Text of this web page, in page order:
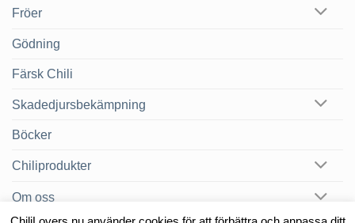
Fröer
Gödning
Färsk Chili
Skadedjursbekämpning
Böcker
Chiliprodukter
Om oss